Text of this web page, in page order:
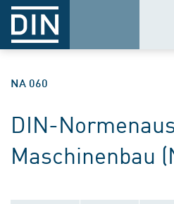
NA 060
DIN-
Maschinenbau